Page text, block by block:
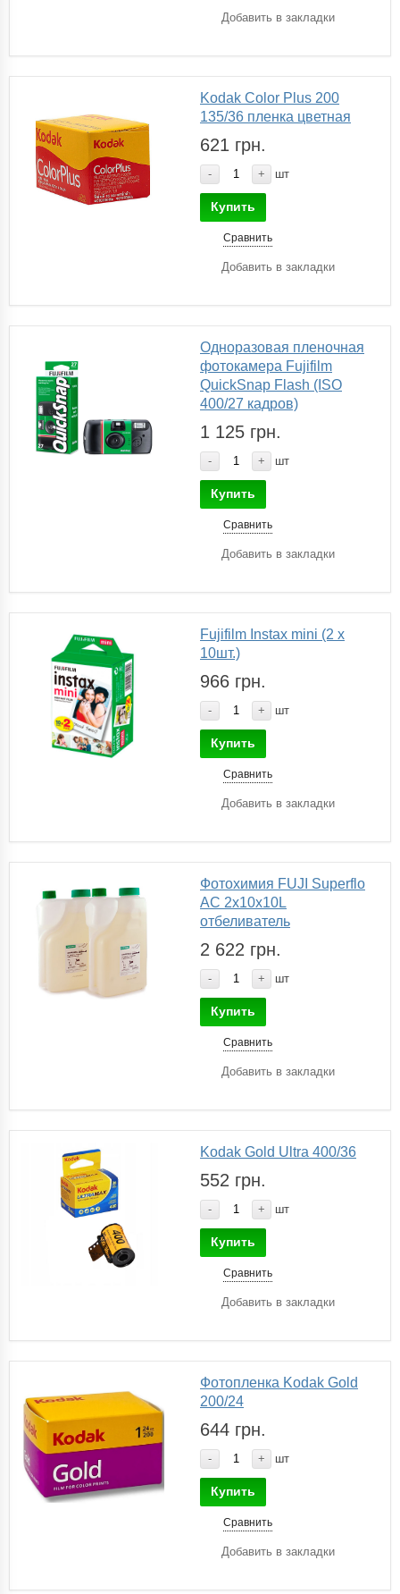
Добавить в закладки
Kodak Color Plus 200
135/36 пленка цветная
621 грн.
- + шт
Купить
Сравнить
Добавить в закладки
Одноразовая пленочная
фотокамера Fujifilm
QuickSnap Flash (ISO
400/27 кадров)
1 125 грн.
- + шт
Купить
Сравнить
Добавить в закладки
Fujifilm Instax mini (2 х
10шт.)
966 грн.
- + шт
Купить
Сравнить
Добавить в закладки
Фотохимия FUJI Superflo
AC 2x10x10L
отбеливатель
2 622 грн.
- + шт
Купить
Сравнить
Добавить в закладки
Kodak Gold Ultra 400/36
552 грн.
- + шт
Купить
Сравнить
Добавить в закладки
Фотопленка Kodak Gold
200/24
644 грн.
- + шт
Купить
Сравнить
Добавить в закладки